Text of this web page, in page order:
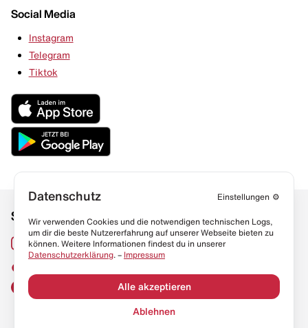
Social Media
Instagram
Telegram
Tiktok
Social Media
Instagram
Links
Sneaker Lexikon
Resell Guide
Datenschutz
Datenschutz Einstellungen ⚙️
Wir verwenden Cookies und die notwendigen technischen Logs,
um dir die beste Nutzererfahrung auf unserer Webseite bieten zu
können. Weitere Informationen findest du in unserer
Datenschutzerklärung. – Impressum
Alle akzeptieren
Ablehnen